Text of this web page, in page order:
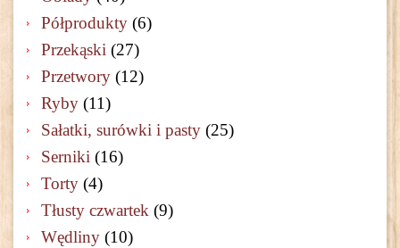
Półprodukty (6)
Przekąski (27)
Przetwory (12)
Ryby (11)
Sałatki, surówki i pasty (25)
Serniki (16)
Torty (4)
Tłusty czwartek (9)
Wędliny (10)